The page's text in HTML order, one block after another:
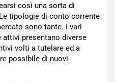
così una sorta di
tipologie di conto corrente
sono tante. I vari
presentano diverse
volti a tutelare ed a
possibile di nuovi